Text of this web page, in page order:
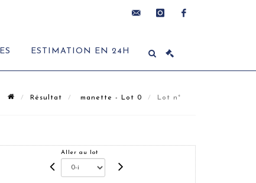
ESTIMATION EN 24H
Résultat manette - Lot 0 Lot n°
Aller au lot